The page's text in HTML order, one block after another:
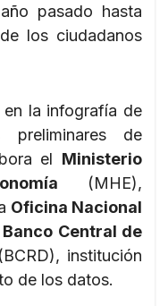
pasado hasta
los ciudadanos
la infografía de
de
el Ministerio
(MHE),
Oficina Nacional
Banco Central de
institución
de los datos.